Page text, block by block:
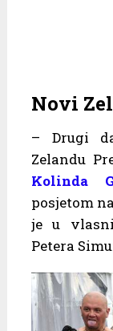
Novi
– Drugi
Zelandu
Kolinda
posjetom
je u
Petera